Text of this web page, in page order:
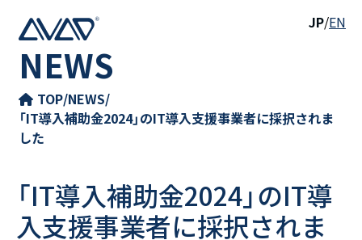
NEWS
TOP/NEWS/
「IT導入補助金2024」のIT導入支援事業者に採択されま
した
「IT導入補助金2024」のIT導
入支援事業者に採択されま
JP/EN